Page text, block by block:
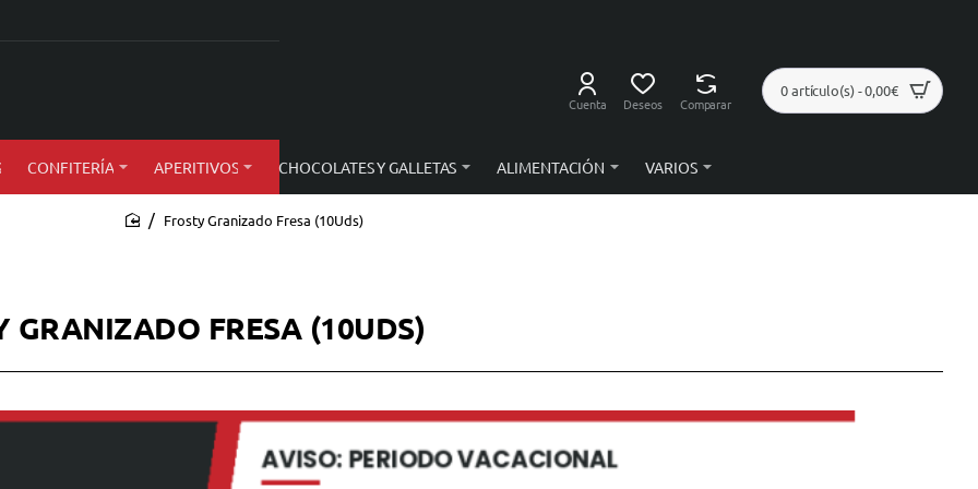
Cuenta Deseos Comparar
0 artículo(s) - 0,00€
CONFITERÍA APERITIVOS CHOCOLATES Y GALLETAS ALIMENTACIÓN VARIOS
home
Frosty Granizado Fresa (10Uds)
GRANIZADO FRESA (10UDS)